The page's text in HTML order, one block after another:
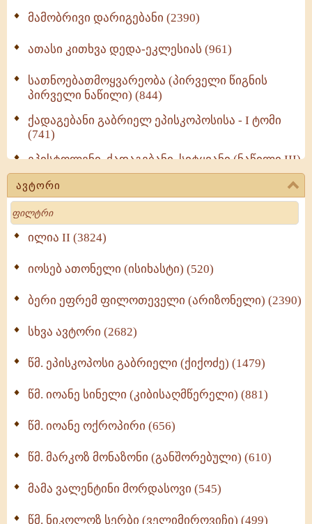
მამობრივი დარიგებანი (2390)
ათასი კითხვა დედა-ეკლესიას (961)
სათნოებათმოყვარეობა (პირველი წიგნის
პირველი ნაწილი) (844)
ქადაგებანი გაბრიელ ეპისკოპოსისა - I ტომი
(741)
ეპისტოლენი, ქადაგებანი, სიტყვანი (ნაწილი III)
(723)
მოძღვრის ძალზე სასარგებლო რჩევები
მრევლისათვის (545)
Wisdomge (514)
ქადაგებანი გაბრიელ ეპისკოპოსისა - II ტომი
სულიერი ცხოვრების სახელმძღვანელო -
ნაწილი II (369)
ავტორი
Search
ილია II (3824)
იოსებ ათონელი (ისიხასტი) (520)
ბერი ეფრემ ფილოთეველი (არიზონელი) (2390)
სხვა ავტორი (2682)
წმ. ეპისკოპოსი გაბრიელი (ქიქოძე) (1479)
წმ. იოანე სინელი (კიბისაღმწერელი) (881)
წმ. იოანე ოქროპირი (656)
წმ. მარკოზ მონაზონი (განშორებული) (610)
მამა ვალენტინი მორდასოვი (545)
წმ. ნიკოლოზ სერბი (ველიმიროვიჩი) (499)